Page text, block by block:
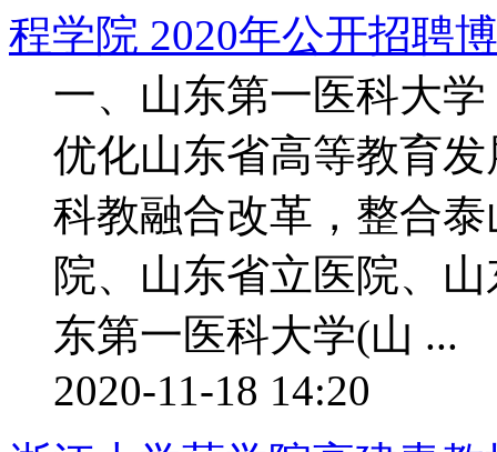
程学院 2020年公开招聘
一、山东第一医科大
优化山东省高等教育
科教融合改革，整合
院、山东省立医院、
东第一医科大学(山 ...
2020-11-18 14:20